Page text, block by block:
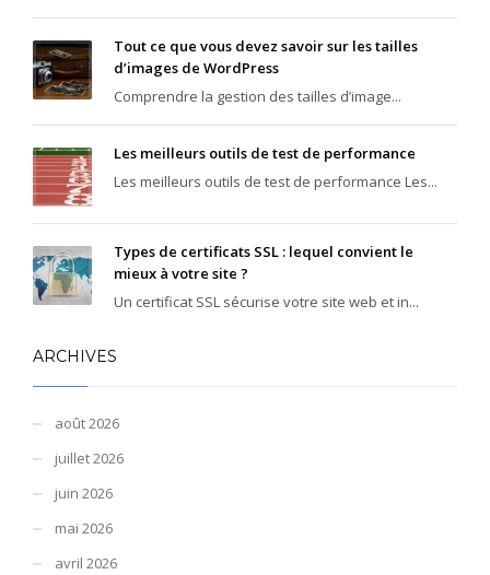
Tout ce que vous devez savoir sur les tailles
d’images de WordPress
Comprendre la gestion des tailles d’image...
Les meilleurs outils de test de performance
Les meilleurs outils de test de performance Les...
Types de certificats SSL : lequel convient le
mieux à votre site ?
Un certificat SSL sécurise votre site web et in...
ARCHIVES
août 2026
juillet 2026
juin 2026
mai 2026
avril 2026